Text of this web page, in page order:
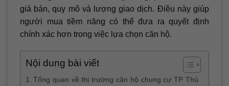
giá bán, quy mô và lượng giao dịch. Điều này giúp
người mua tiềm năng có thể đưa ra quyết định
chính xác hơn trong việc lựa chọn căn hộ.
Nội dung bài viết
Tổng quan về thị trường căn hộ chung cư TP Thủ